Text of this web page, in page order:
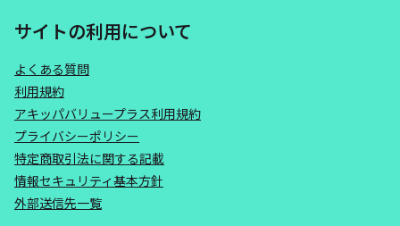
サイトの利用について
よくある質問
利用規約
アキッパバリュープラス利用規約
プライバシーポリシー
特定商取引法に関する記載
情報セキュリティ基本方針
外部送信先一覧